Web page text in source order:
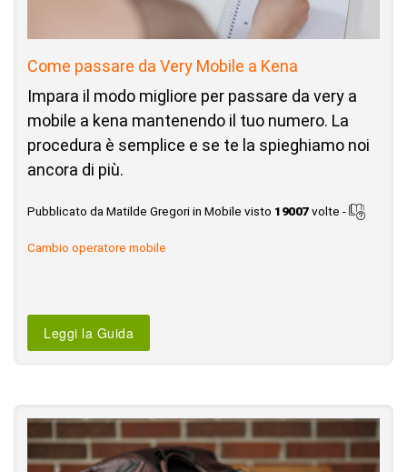
Come passare da Very Mobile a Kena
Impara il modo migliore per passare da very a
mobile a kena mantenendo il tuo numero. La
procedura è semplice e se te la spieghiamo noi
ancora di più.
Pubblicato da Matilde Gregori in Mobile visto 19007volte -
Cambio operatore mobile
Leggi la Guida